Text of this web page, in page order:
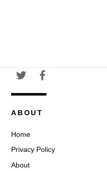
ABOUT
Home
Privacy Policy
About